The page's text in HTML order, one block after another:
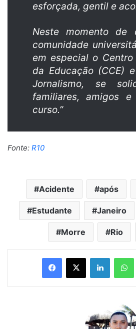
esforçada, gentil e
Neste momento de
comunidade
em especial o
da Educação (CCE)
Jornalismo, se
familiares, amigos
curso.”
Fonte: R10
Acidente após
Estudante Janeiro
Morre Rio